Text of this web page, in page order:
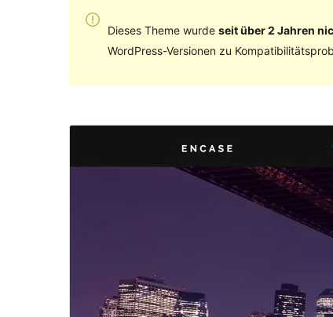
Dieses Theme wurde seit über 2 Jahren
WordPress-Versionen zu